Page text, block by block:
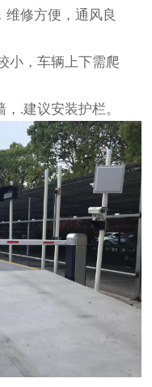
维修方便，通风良
小，车辆上下需爬
.建议安装护栏。